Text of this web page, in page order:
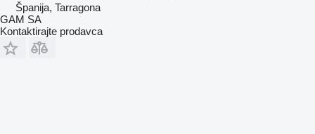
Španija, Tarragona
GAM SA
Kontaktirajte prodavca